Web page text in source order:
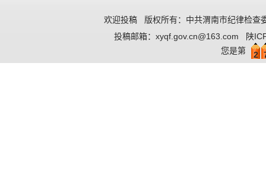
欢迎投稿 版权所有：中共渭南市纪律检查
投稿邮箱： xyqf.gov.cn@163.com
陕
您是第